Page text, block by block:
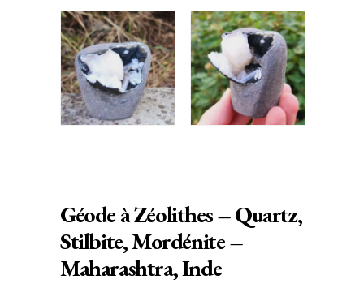
Géode à Zéolithes – Quartz,
Stilbite, Mordénite –
Maharashtra, Inde